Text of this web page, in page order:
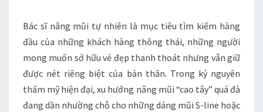
NHIÊN
?
Bác sĩ nâng mũi tự nhiên là mục tiêu tìm kiếm hàng
đầu của những khách hàng thông thái, những người
mong muốn sở hữu vẻ đẹp thanh thoát nhưng vẫn giữ
được nét riêng biệt của bản thân. Trong kỷ nguyên
thẩm mỹ hiện đại, xu hướng nâng mũi “cao tây” quá đà
đang dần nhường chỗ cho những dáng mũi S-line hoặc